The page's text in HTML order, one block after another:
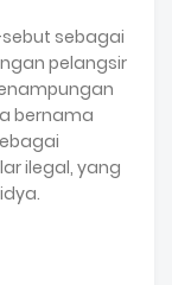
sebagai
pelangsir
bernama
ilegal, yang